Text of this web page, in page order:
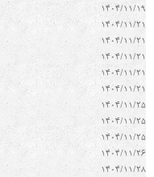
1404/11/19
1404/11/21
1404/11/21
1404/11/21
1404/11/21
1404/11/21
1404/11/25
1404/11/25
1404/11/25
1404/11/26
1404/11/28